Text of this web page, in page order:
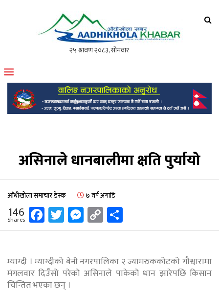
मोफसलकै लोकप्रिय अनलाइन पत्रिका
असिनाले धानबालीमा क्षति पुर्यायो
आँधीखोला समाचार डेस्क ७ वर्ष अगाडि
146
Shares Facebook
Twitter
Messenger
Copy
Link
म्याग्दी । म्याग्दीको बेनी नगरपालिका २ ज्यामरुककोटको गौश्वारामा
मंगलवार दिउँसो परेको असिनाले पाकेको धान झारेपछि किसान
चिन्तित भएका छन् ।